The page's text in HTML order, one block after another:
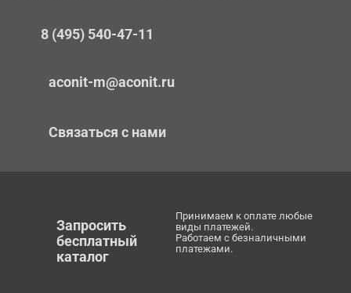
8 (495) 540-47-11
aconit-m@aconit.ru
Связаться с нами
Запросить
бесплатный
каталог
Принимаем к оплате любые
виды платежей.
Работаем с безналичными
платежами.